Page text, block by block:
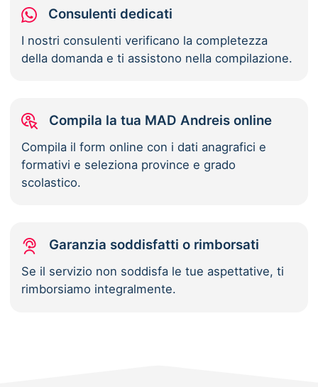
Consulenti dedicati
I nostri consulenti verificano la completezza
della domanda e ti assistono nella compilazione.
Compila la tua MAD Andreis online
Compila il form online con i dati anagrafici e
formativi e seleziona province e grado
scolastico.
Garanzia soddisfatti o rimborsati
Se il servizio non soddisfa le tue aspettative, ti
rimborsiamo integralmente.